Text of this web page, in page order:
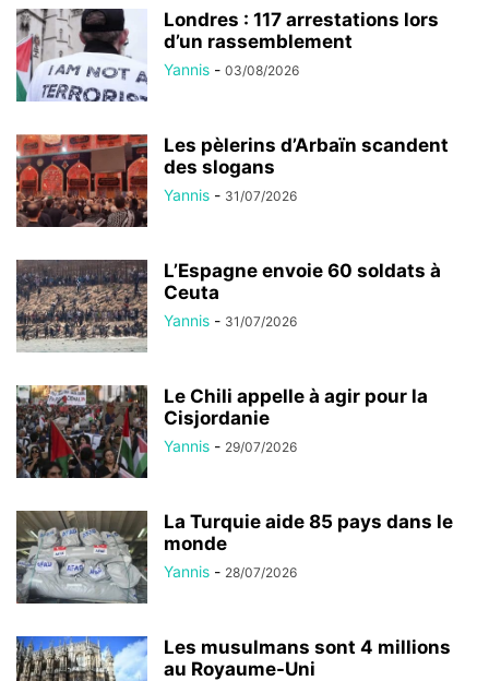
Londres : 117 arrestations lors
d’un rassemblement
Yannis - 03/08/2026
Les pèlerins d’Arbaïn scandent
des slogans
Yannis - 31/07/2026
L’Espagne envoie 60 soldats à
Ceuta
Yannis - 31/07/2026
Le Chili appelle à agir pour la
Cisjordanie
Yannis - 29/07/2026
La Turquie aide 85 pays dans le
monde
Yannis - 28/07/2026
Les musulmans sont 4 millions
au Royaume-Uni